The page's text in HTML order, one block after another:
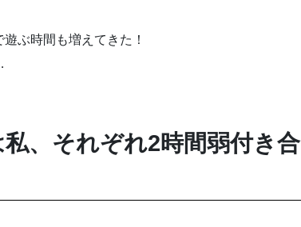
ぶ時間も増えてきた！
、それぞれ2時間弱付き合